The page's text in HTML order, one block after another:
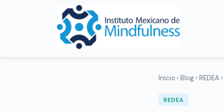
Inicio › Blog › REDEA ›
REDEA